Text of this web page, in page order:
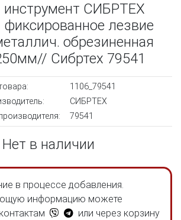
инструмент СИБРТЕХ
фиксированное лезвие
обрезиненная
Сибртех 79541
1106_79541
СИБРТЕХ
79541
Нет в наличии
в процессе добавления.
информацию можете
или через корзину